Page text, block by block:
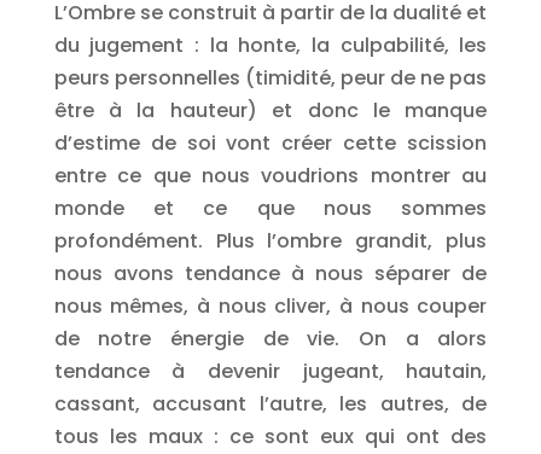
L’Ombre se construit à partir de la dualité et
du jugement : la honte, la culpabilité, les
peurs personnelles (timidité, peur de ne pas
être à la hauteur) et donc le manque
d’estime de soi vont créer cette scission
entre ce que nous voudrions montrer au
monde et ce que nous sommes
profondément. Plus l’ombre grandit, plus
nous avons tendance à nous séparer de
nous mêmes, à nous cliver, à nous couper
de notre énergie de vie. On a alors
tendance à devenir jugeant, hautain,
cassant, accusant l’autre, les autres, de
tous les maux : ce sont eux qui ont des